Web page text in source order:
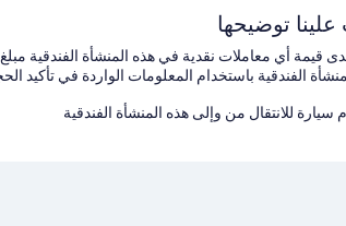
توضيحها
الفندقية باستخدام المعلومات الواردة في تأكيد
سيارة للانتقال من وإلى هذه المنشأة الفندقية